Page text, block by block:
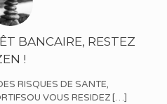
BANCAIRE, RESTEZ
!
RISQUES DE SANTE,
VOUS RESIDEZ […]